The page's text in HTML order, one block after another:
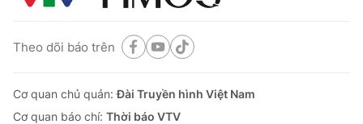
Theo dõi báo trên
Cơ quan chủ quản:Đài Truyền hình Việt Nam
Cơ quan báo chí: Thời báo VTV